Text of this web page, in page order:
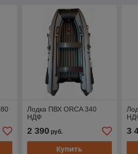
Лодка ПВХ ORCA 340
НДФ
2 390руб.
Купить
3